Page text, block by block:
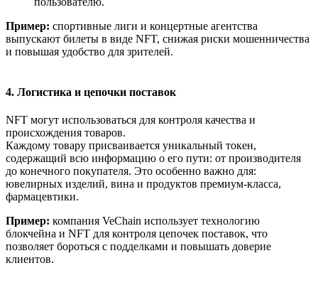
Пример: спортивные лиги и концертные агентства
выпускают билеты в виде NFT, снижая риски мошенничества
и повышая удобство для зрителей.
4. Логистика и цепочки поставок
NFT могут использоваться для контроля качества и
происхождения товаров.
Каждому товару присваивается уникальный токен,
содержащий всю информацию о его пути: от производителя
до конечного покупателя. Это особенно важно для:
ювелирных изделий, вина и продуктов премиум-класса,
фармацевтики.
Пример: компания VeChain использует технологию
блокчейна и NFT для контроля цепочек поставок, что
позволяет бороться с подделками и повышать доверие
клиентов.